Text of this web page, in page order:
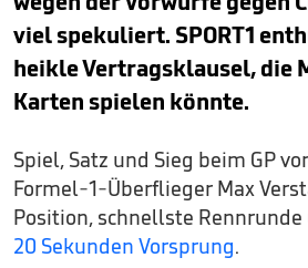
viel spekuliert. SPORT1
heikle Vertragsklausel, die
Karten spielen könnte.
Spiel, Satz und Sieg beim GP
Formel-1-Überflieger Max
Position, schnellste Rennrunde
20 Sekunden Vorsprung.